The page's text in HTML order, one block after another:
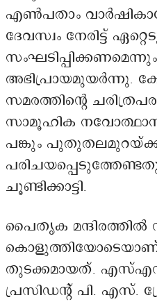
എൺപതാം
ദേവസ്വം നേരിട്ട്
അഭിപ്രായമുയർന്നു.
സമരത്തിന്റെ
സാമൂഹിക
പങ്കും
ചൂണ്ടിക്കാട്ടി.
പൈതൃക മന്ദിരത്തിൽ
തുടക്കമായത്.
പ്രസിഡന്റ് പി. എസ്.